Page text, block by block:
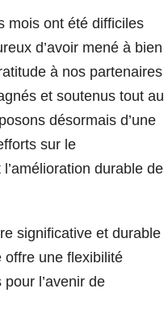
mois ont été difficiles
d’avoir mené à bien
à nos partenaires
et soutenus tout au
désormais d’une
sur le
durable de
significative et durable
offre une flexibilité
l’avenir de